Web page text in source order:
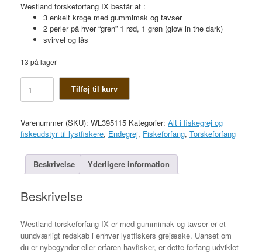
Westland torskeforfang IX består af :
3 enkelt kroge med gummimak og tavser
2 perler på hver “gren” 1 rød, 1 grøn (glow in the dark)
svirvel og lås
13 på lager
Westland
torskeforfang
IX
Tilføj til kurv
Varenummer (SKU): WL395115 Kategorier: Alt i fiskegrej og
fiskeudstyr til lystfiskere, Endegrej, Fiskeforfang, Torskeforfang
Beskrivelse Yderligere information
Beskrivelse
Westland torskeforfang IX er med gummimak og tavser er et
uundværligt redskab i enhver lystfiskers grejæske. Uanset om
du er nybegynder eller erfaren havfisker, er dette forfang udviklet